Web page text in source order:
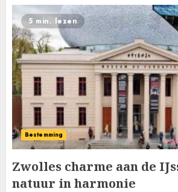
5 min. lezen
Bestemming
Zwolles charme aan de
natuur in harmonie